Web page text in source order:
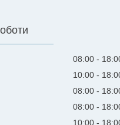
08:00
10:00
08:00
08:00
10:00